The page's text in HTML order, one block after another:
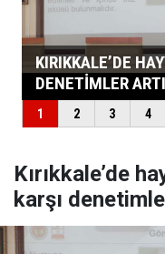
Kırıkkale’de
karşı